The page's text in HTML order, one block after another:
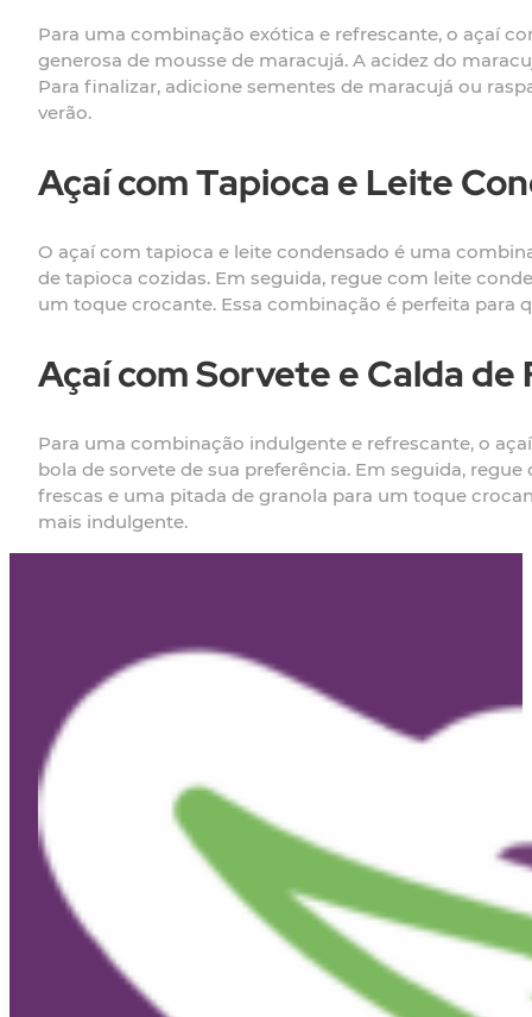
Para uma combinação exótica e refrescante, o açaí
generosa de mousse de maracujá. A acidez do
Para finalizar, adicione sementes de maracujá ou
verão.
Açaí com Tapioca e Leite
O açaí com tapioca e leite condensado é uma
de tapioca cozidas. Em seguida, regue com leite
um toque crocante. Essa combinação é perfeita para
Açaí com Sorvete e Calda de
Para uma combinação indulgente e refrescante, o
bola de sorvete de sua preferência. Em seguida,
frescas e uma pitada de granola para um toque
mais indulgente.